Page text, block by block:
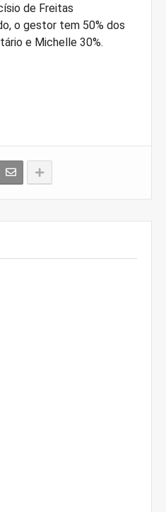
de Freitas
o gestor tem 50% dos
e Michelle 30%.